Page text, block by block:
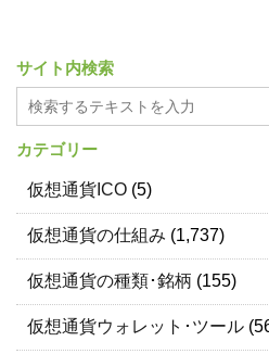
サイト内検索
カテゴリー
仮想通貨ICO (5)
仮想通貨の仕組み (1,737)
仮想通貨の種類･銘柄 (155)
仮想通貨ウォレット･ツール